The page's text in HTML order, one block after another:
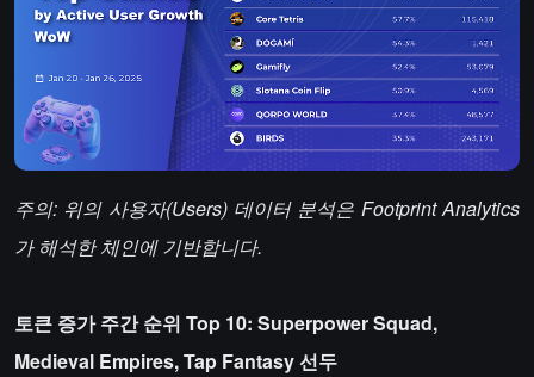
주의: 위의 사용자(Users) 데이터 분석은 Footprint Analytics
가 해석한 체인에 기반합니다.
토큰 증가 주간 순위 Top 10: Superpower Squad,
Medieval Empires, Tap Fantasy 선두